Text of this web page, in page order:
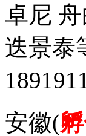
卓尼
迭景泰
安徽(